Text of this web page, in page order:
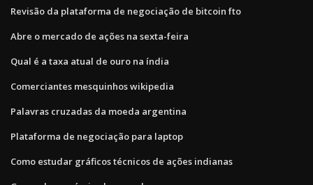
Revisão da plataforma de negociação de bitcoin fto
Abre o mercado de ações na sexta-feira
Qual é a taxa atual de ouro na índia
Comerciantes mesquinhos wikipedia
Palavras cruzadas da moeda argentina
Plataforma de negociação para laptop
Como estudar gráficos técnicos de ações indianas